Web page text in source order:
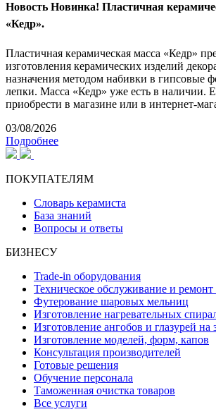
Новость Новинка! Пластичная
«Кедр».
Пластичная керамическая масса «Кедр»
изготовления керамических изделий
назначения методом набивки в гипсовые
лепки. Масса «Кедр» уже есть в наличии.
приобрести в магазине или в интернет-
03/08/2026
Подробнее
ПОКУПАТЕЛЯМ
Словарь керамиста
База знаний
Вопросы и ответы
БИЗНЕСУ
Trade-in оборудования
Техническое обслуживание и ремонт
Футерование шаровых мельниц
Изготовление нагревательных
Изготовление ангобов и глазурей на
Изготовление моделей, форм, капов
Консультация производителей
Готовые решения
Обучение персонала
Таможенная очистка товаров
Все услуги